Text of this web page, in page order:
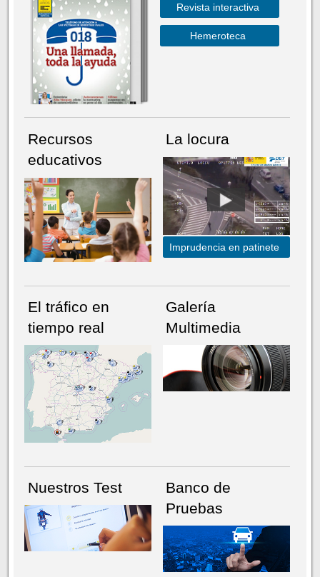
NÚMERO ACTUALHEMEROTECA
Revista interactiva
Hemeroteca
Recursos
educativos
La locura
Imprudencia en patinete
El tráfico en
tiempo real
Galería
Multimedia
Nuestros Test
Banco de
Pruebas